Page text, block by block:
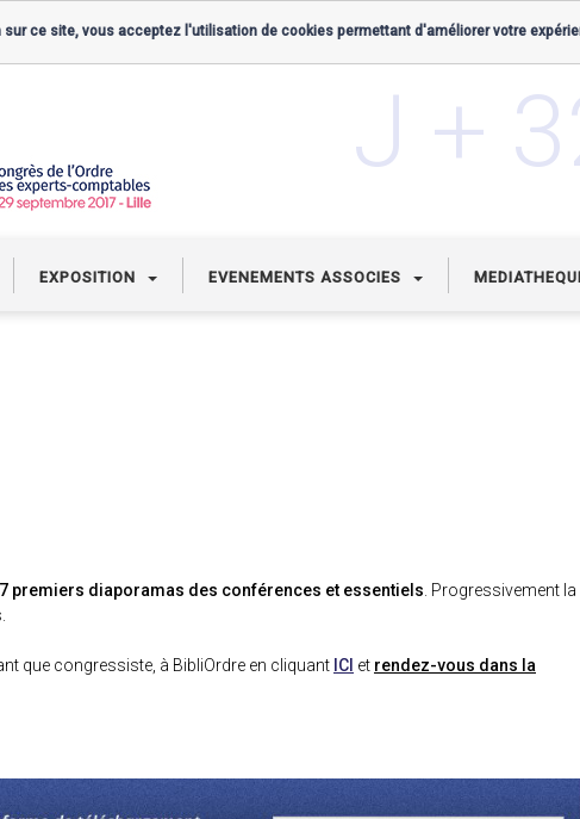
J +
EXPOSITION EVENEMENTS ASSOCIES
premiers diaporamas des conférences et essentiels . Progressivement la
que congressiste, à BibliOrdre en cliquant ICI et rendez-vous dans la
sur ce site, vous acceptez l'utilisation de cookies permettant d'améliorer votre